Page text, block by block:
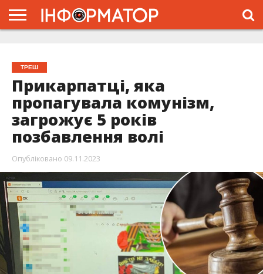
ТРЕШ
Прикарпатці, яка
пропагувала комунізм,
загрожує 5 років
позбавлення волі
Опубліковано 09.11.2023